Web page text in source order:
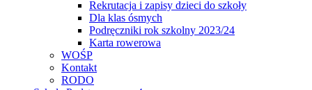
Rekrutacja i zapisy dzieci do szkoły
Dla klas ósmych
Podręczniki rok szkolny 2023/24
Karta rowerowa
WOŚP
Kontakt
RODO